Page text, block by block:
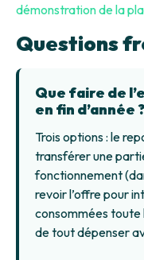
démonstration de la
Questions
Que faire de
en fin d’année ?
Trois options : le
transférer une
fonctionnement
revoir l’offre pour
consommées toute
de tout dépenser